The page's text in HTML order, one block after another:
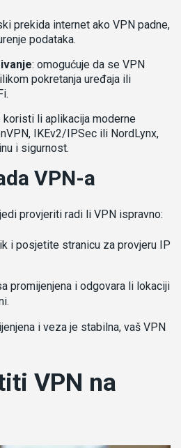
prekida internet ako VPN padne,
podataka.
: omogućuje da se VPN
pokretanja uređaja ili
koristi li aplikacija moderne
IKEv2/IPSec ili NordLynx,
i sigurnost.
VPN-a
provjeriti radi li VPN ispravno:
i posjetite stranicu za provjeru IP
promijenjena i odgovara li lokaciji
i veza je stabilna, vaš VPN
VPN na